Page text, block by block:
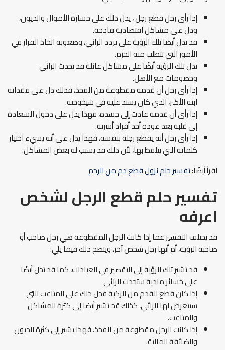
إذا رأى رجل قطع رجل ، يدل ذلك على خسارة الأموال والديون،
ودل على مشاكل اقتصادية فادحة.
قد تدل أيضا تلك الرؤية على تردد الرائي، وصعوبة اتخاذ القرار في
الأمور التي تتطلب منه الحزم.
تدل تلك الرؤية أيضًا على مشاكل عائلة قد تحدث الرائي
وخصومات مع الأهل.
إذا رأى رجل أن قدمه مقطوعة من الفخذ، فذلك دل على فقدانه
ابنه الأكبر، الذي كان يسند عليه في شيخوخته.
إذا رأى أن قدمه عادت إلى جسده، فهذا يدل على دخول السعادة
إلى قلبه بعد عودة أحد أفراد أسرته.
إذا رأى رجل أنه يقطع رجلة بنفسه، فهذا يدل على أنه يسيء اختيار
كلماته التي يتلفظ بها، لأن ذلك قد يسبب له بعض المشاكل.
اقرأ أيضًا:تفسير حلم نزول قطع دم من الرحم
تفسير حلم قطع الرجل لشخص
اعرفه
قد يختلف التفسير عما إذا كانت الرجل المقطوعة هي رجل صاحب أو
صاحبة الرؤية، أم أنها رجل شخص آخر، ويتضح ذلك فيما يلي:
قد تشير تلك الرؤية إلى التقصير في العبادات، كما قد تدل أيضًا
على خسائر مادية ستحدث الرائي
إذا كان قطع القدم من الركبة فدل ذلك على المتاعب التي
سيتعرض لها الرائي، كذلك قد تشير أيضا إلى كثرة المشاكل
والمتاعب.
إذا كانت الرجل مقطوعة من الفخذ، فهذا يشير إلى كثرة الديون
والضائقة المالية.